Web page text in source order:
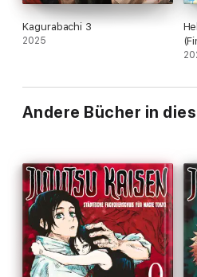
Kagurabachi 3
2025
Andere Bücher in